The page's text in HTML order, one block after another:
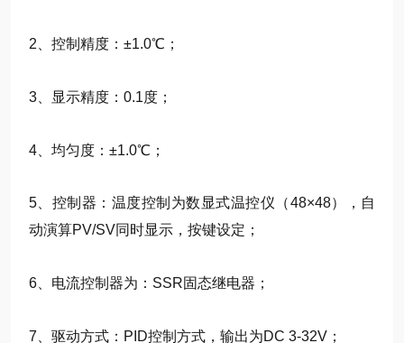
2、控制精度：±1.0℃；
3、显示精度：0.1度；
4、均匀度：±1.0℃；
5、控制器：温度控制为数显式温控仪（48×48），自
动演算PV/SV同时显示，按键设定；
6、电流控制器为：SSR固态继电器；
7、驱动方式：PID控制方式，输出为DC 3-32V；